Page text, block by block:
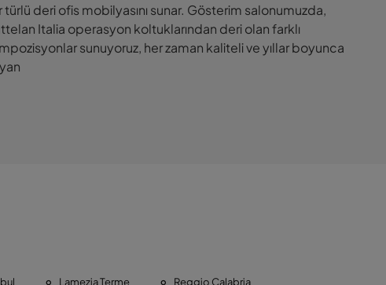
türlü deri ofis mobilyasını sunar. Gösterim salonumuzda,
Italia operasyon koltuklarından deri olan farklı
sunuyoruz, her zaman kaliteli ve yıllar boyunca
Lamezia Terme Reggio Calabria